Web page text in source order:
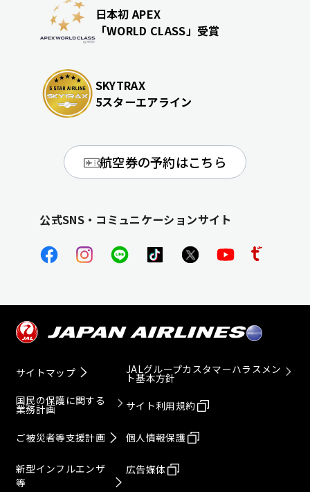
日本初 APEX
「WORLD CLASS」受賞
SKYTRAX
5スターエアライン
航空券の予約はこちら
公式SNS・コミュニケーションサイト
サイトマップ
国民の保護に関する
業務計画
ご被災者等支援計画
新型インフルエンザ
等
JALグループカスタマーハラスメン
ト基本方針
サイト利用規約
個人情報保護
広告媒体